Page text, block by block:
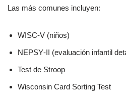
Las más comunes incluyen:
WISC‑V (niños)
NEPSY‑II (evaluación infantil
Test de Stroop
Wisconsin Card Sorting Test